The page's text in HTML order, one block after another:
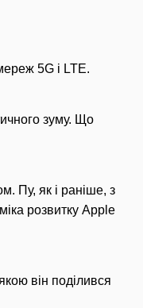
5G і LTE.
зуму. Що
Пу, як і раніше, з
розвитку Apple
він поділився